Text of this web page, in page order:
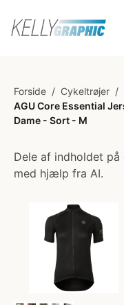
Forside / Cykeltrøjer /
AGU Core Essential
Dame - Sort - M
Dele af indholdet
med hjælp fra AI.